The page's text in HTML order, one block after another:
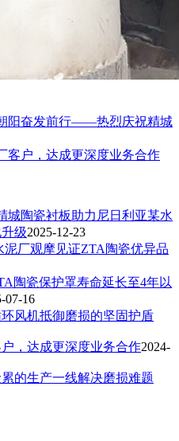
阳奋发前行——热烈庆祝精城
客户，达成更深度业务合作
城陶瓷衬板助力尼日利亚某水
级2025-12-23
泥厂观摩见证ZTA陶瓷优异品
陶瓷保护罩寿命延长至4年以
07-16
风机抵御磨损的坚固护盾
，达成更深度业务合作2024-
的生产一线解决磨损难题